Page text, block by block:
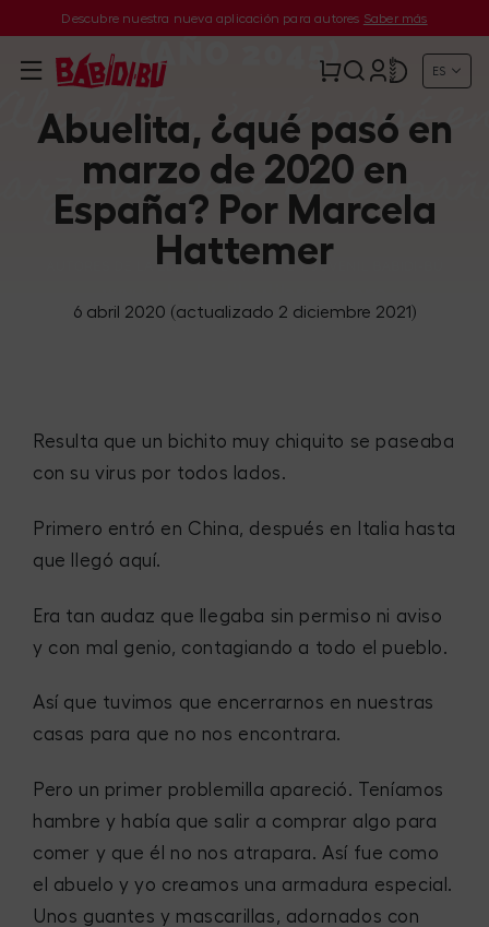
Descubre nuestra nueva aplicación para autores Saber más
ES
Abuelita, ¿qué pasó en
marzo de 2020 en
España? Por Marcela
Hattemer
6 abril 2020 (actualizado 2 diciembre 2021)
Resulta que un bichito muy chiquito se paseaba
con su virus por todos lados.
Primero entró en China, después en Italia hasta
que llegó aquí.
Era tan audaz que llegaba sin permiso ni aviso
y con mal genio, contagiando a todo el pueblo.
Así que tuvimos que encerrarnos en nuestras
casas para que no nos encontrara.
Pero un primer problemilla apareció. Teníamos
hambre y había que salir a comprar algo para
comer y que él no nos atrapara. Así fue como
el abuelo y yo creamos una armadura especial.
Unos guantes y mascarillas, adornados con